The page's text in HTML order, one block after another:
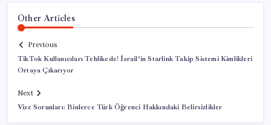
Other Articles
Previous
TikTok Kullanıcıları Tehlikede! İsrail’in Starlink Takip Sistemi Kimlikleri
Ortaya Çıkarıyor
Next
Vize Sorunları: Binlerce Türk Öğrenci Hakkındaki Belirsizlikler